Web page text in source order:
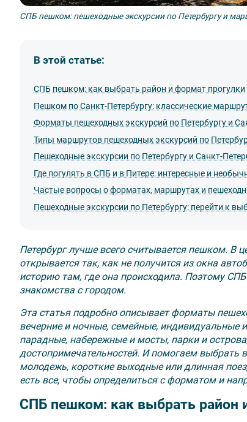
СПБ пешком: пешеходные экскурсии по Петербургу и
В этой статье:
СПБ пешком: как выбрать район и формат прогулки
Пешком по Санкт-Петербургу: классические
Форматы пешеходных экскурсий по Петербургу и
Типы маршрутов пешеходных экскурсий по
Пешеходные экскурсии по Петербургу и Санкт-
Где погулять в СПБ и в Питере: интересные и
Частые вопросы о форматах, маршрутах и
Пешеходные экскурсии по Петербургу: перейти к
Петербург лучше всего считывается пешком. В
открывается так, как не получится из окна
историю там, где она происходила. Поэтому
знакомства с городом.
Эта статья подробно описывает форматы
вечерние и ночные, семейные,
парадные, набережные и мосты, парки и
достопримечательностей. И помогаем выбрать
молодежь, короткие выходные или длинная
есть все, чтобы определиться с форматом и
СПБ пешком: как выбрать район